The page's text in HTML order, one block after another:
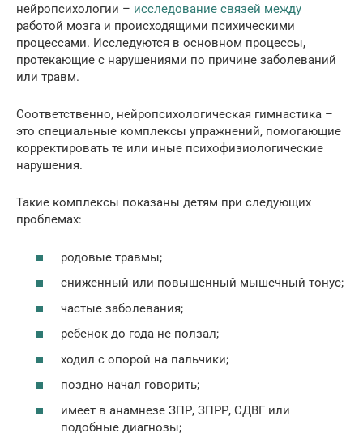
нейропсихологии – исследование связей между
работой мозга и происходящими психическими
процессами. Исследуются в основном процессы,
протекающие с нарушениями по причине заболеваний
или травм.
Соответственно, нейропсихологическая гимнастика –
это специальные комплексы упражнений, помогающие
корректировать те или иные психофизиологические
нарушения.
Такие комплексы показаны детям при следующих
проблемах:
родовые травмы;
сниженный или повышенный мышечный тонус;
частые заболевания;
ребенок до года не ползал;
ходил с опорой на пальчики;
поздно начал говорить;
имеет в анамнезе ЗПР, ЗПРР, СДВГ или
подобные диагнозы;